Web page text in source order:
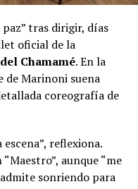
tras dirigir, días
oficial de la
Chamamé. En la
de Marinoni suena
coreografía de
reflexiona.
aunque “me
sonriendo para